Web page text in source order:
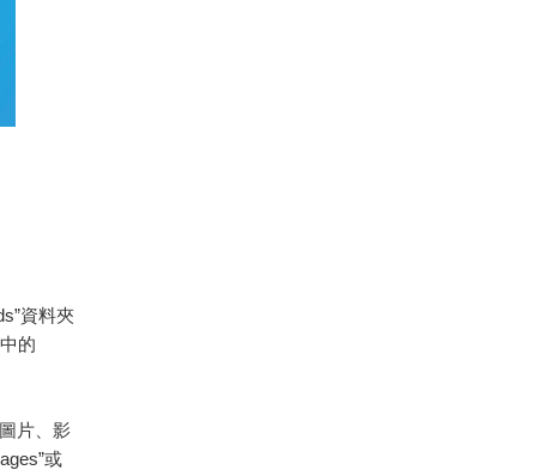
資料夾
的
片、影
或